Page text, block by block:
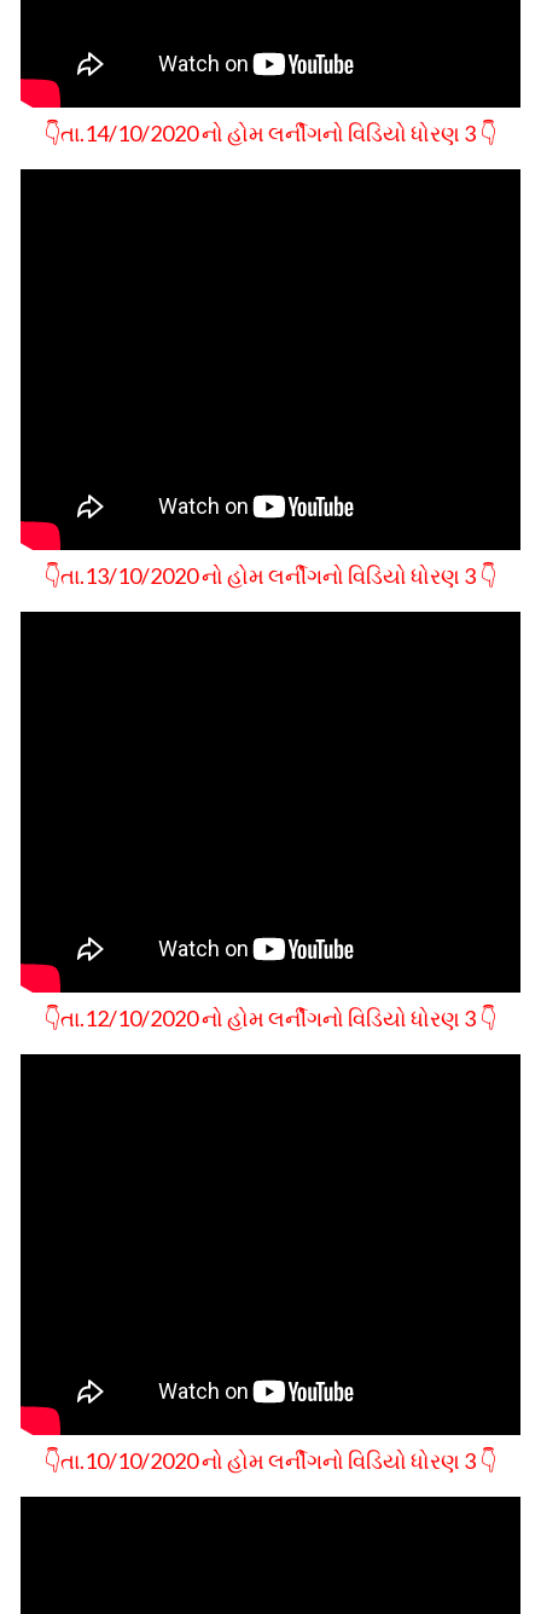
👇તા.14/10/2020 નો હોમ લર્નીગનો વિડિયો ધોરણ 3 👇
👇તા.13/10/2020 નો હોમ લર્નીગનો વિડિયો ધોરણ 3 👇
👇તા.12/10/2020 નો હોમ લર્નીગનો વિડિયો ધોરણ 3 👇
👇તા.10/10/2020 નો હોમ લર્નીગનો વિડિયો ધોરણ 3 👇